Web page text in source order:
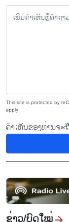
This site is protected by
apply.
ຄຳເຫັນຂອງທ່ານຈ